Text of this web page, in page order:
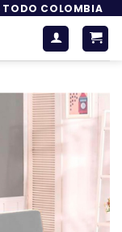
TODO COLOMBIA